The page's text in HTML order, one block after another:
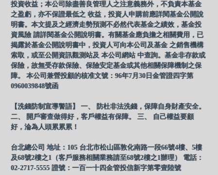
投資收益；本公司除盡善良管理人之注意義務外，不負責本基金
之盈虧，亦不保證最低之 收益，投資人申購前應詳閱基金公開說
明書。本文提及之經濟走勢預測不必然代表基金之績效，基金投
資風險 請詳閱基金公開說明書。有關基金應負擔之相關費用，已
揭露於基金公開說明書中，投資人可向本公司及基金 之銷售機構
索取，或至公開資訊觀測站及 本公司網站 中查詢。基金非存款或
保險，故無受存款保險、保險安定基金或其他相關保障機制之保
障。 本公司兼營投顧的核准文號：96年7月30日金管證四字第
0960039848號函
【洗錢防制宣導警語】 一、 防杜非法洗錢，保障自身財產安全。
二、 開戶審查做得好，客戶權益有保障。 三、 自己權益要顧
好，淪為人頭累累累！
台北總公司 地址：105 台北市松山區敦化南路一段66號4樓、5樓
及68號2樓之1（客戶服務相關業務請至68號2樓之1辦理） 電話：
02-2717-5555 證號：一百一十四金管投信新字第零壹陸號